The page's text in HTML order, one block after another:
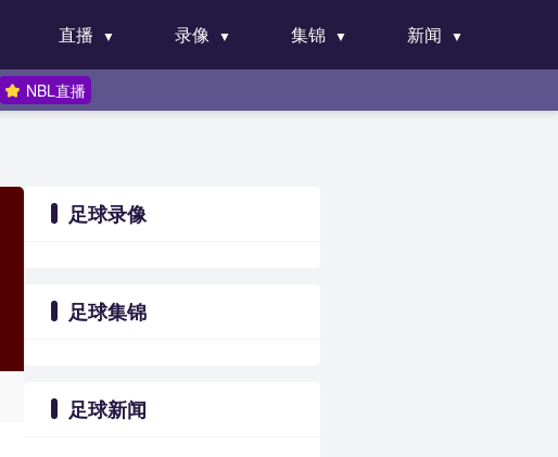
直播 录像 集锦 新闻
NBL直播
足球录像
足球集锦
足球新闻